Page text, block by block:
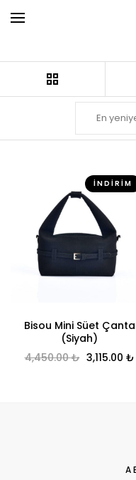
İNDIRIM
Bisou Mini Süet Çanta
(Siyah)
4,450.00₺ Orijinal
3,115.00 ₺